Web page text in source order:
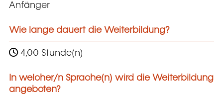
Anfänger
Wie lange dauert die Weiterbildung?
4,00 Stunde(n)
In welcher/n Sprache(n) wird die Weiterbildung
angeboten?